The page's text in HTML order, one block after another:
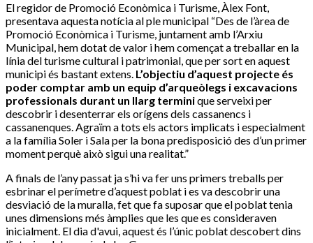
El regidor de Promoció Econòmica i Turisme, Àlex Font,
presentava aquesta notícia al ple municipal “Des de l’àrea de
Promoció Econòmica i Turisme, juntament amb l’Arxiu
Municipal, hem dotat de valor i hem començat a treballar en la
línia del turisme cultural i patrimonial, que per sort en aquest
municipi és bastant extens. L’objectiu d’aquest projecte és
poder comptar amb un equip d’arqueòlegs i excavacions
professionals durant un llarg terminique serveixi per
descobrir i desenterrar els orígens dels cassanencs i
cassanenques. Agraïm a tots els actors implicats i especialment
a la família Soler i Sala per la bona predisposició des d’un primer
moment perquè això sigui una realitat.”
A finals de l’any passat ja s’hi va fer uns primers treballs per
esbrinar el perímetre d’aquest poblat i es va descobrir una
desviació de la muralla, fet que fa suposar que el poblat tenia
unes dimensions més àmplies que les que es consideraven
inicialment. El dia d'avui, aquest és l’únic poblat descobert dins